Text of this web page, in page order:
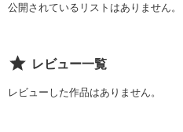
公開されているリストはありません。
レビュー一覧
レビューした作品はありません。